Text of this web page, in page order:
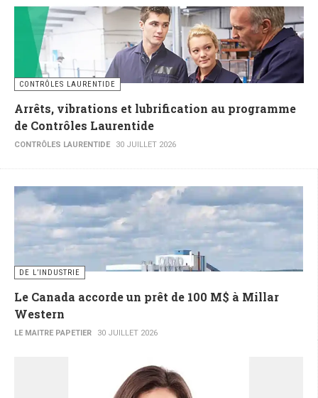
CONTRÔLES LAURENTIDE
Arrêts, vibrations et lubrification au programme
de Contrôles Laurentide
CONTRÔLES LAURENTIDE 30 JUILLET 2026
DE L’INDUSTRIE
Le Canada accorde un prêt de 100 M$ à Millar
Western
LE MAITRE PAPETIER 30 JUILLET 2026